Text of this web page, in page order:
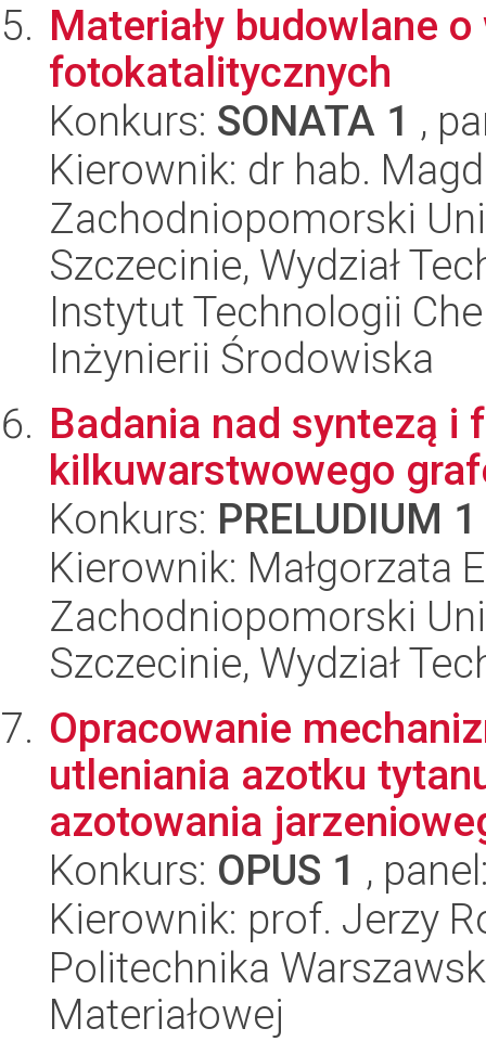
Materiały budowlane
fotokatalitycznych
Konkurs: SONATA 1 ,
Kierownik: dr hab.
Zachodniopomorski
Szczecinie, Wydział
Instytut Technologii
Inżynierii Środowiska
Badania nad syntezą i
kilkuwarstwowego
Konkurs: PRELUDIUM 1
Kierownik: Małgorzata
Zachodniopomorski
Szczecinie, Wydział
Opracowanie
utleniania azotku
azotowania
Konkurs: OPUS 1 ,
Kierownik: prof. Jerzy
Politechnika
Materiałowej